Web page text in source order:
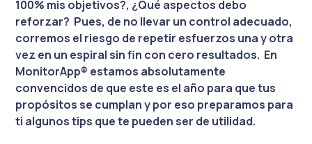
100% mis objetivos?, ¿Qué aspectos debo
reforzar? Pues, de no llevar un control adecuado,
corremos el riesgo de repetir esfuerzos una y otra
vez en un espiral sin fin con cero resultados. En
MonitorApp® estamos absolutamente
convencidos de que este es el año para que tus
propósitos se cumplan y por eso preparamos para
ti algunos tips que te pueden ser de utilidad.